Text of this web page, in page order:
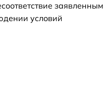
заявленным
условий